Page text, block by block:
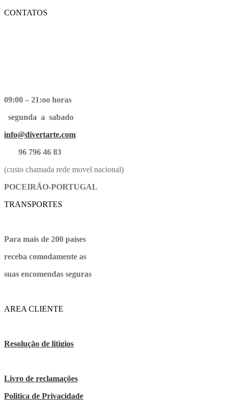
CONTATOS
09:00 – 21:oo horas
segunda a sabado
info@divertarte.com
96 796 46 83
(custo chamada rede movel nacional)
POCEIRÃO-PORTUGAL
TRANSPORTES
Para mais de 200 países
receba comodamente as
suas encomendas seguras
AREA CLIENTE
Resolução de litigios
Livro de reclamações
Politica de Privacidade